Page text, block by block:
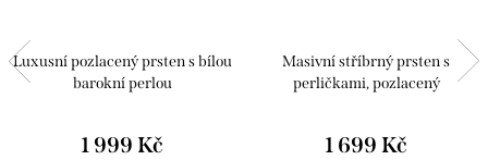
Luxusní pozlacený prsten s bílou
barokní perlou
1 999 Kč
Masivní stříbrný prsten s
perličkami, pozlacený
1 699 Kč